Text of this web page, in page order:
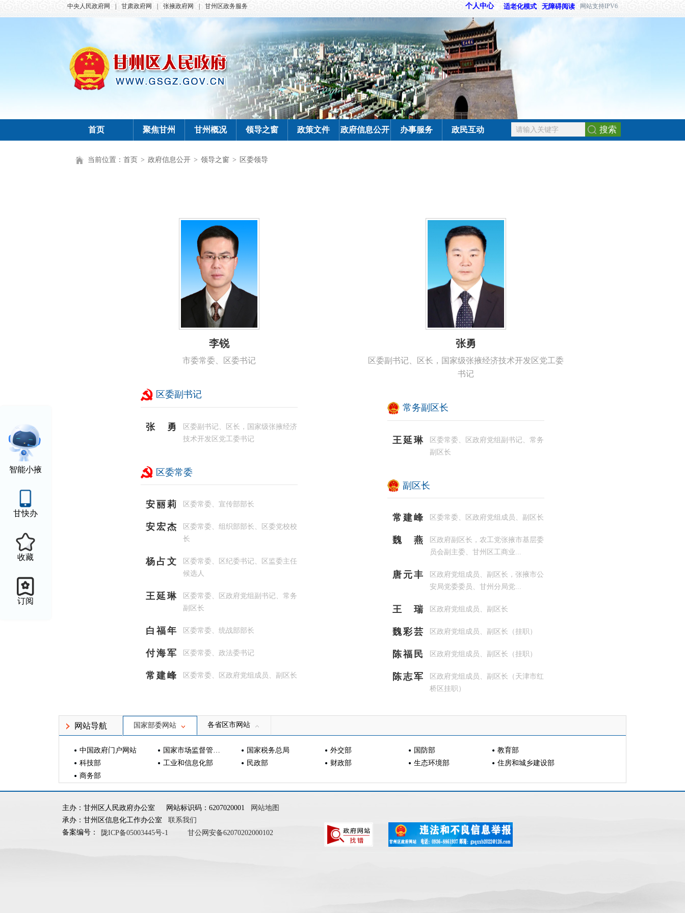
中央人民政府网 甘肃政府网 张掖政府网 甘州区政务服务 网站支持IPV6
无障碍阅读
适老化模式
个人中心
首页 聚焦甘州 甘州概况 领导之窗 政策文件 政府信息公开 办事服务 政民互动 搜索
智能小掖
甘快办
收藏
订阅
当前位置： 首页 > 政府信息公开 > 领导之窗 > 区委领导
李锐
市委常委、区委书记
区委副书记
张勇
区委副书记、区长，国家级张掖经济
技术开发区党工委书记
区委常委
安丽莉 区委常委、宣传部部长
安宏杰
区委常委、组织部部长、区委党校校
长
杨占文
区委常委、区纪委书记、区监委主任
候选人
王延琳
区委常委、区政府党组副书记、常务
副区长
白福年 区委常委、统战部部长
付海军 区委常委、政法委书记
常建峰 区委常委、区政府党组成员、副区长
张勇
区委副书记、区长，国家级张掖经济技术开发区党工委
书记
常务副区长
王延琳
区委常委、区政府党组副书记、常务
副区长
副区长
常建峰 区委常委、区政府党组成员、副区长
魏燕
区政府副区长，农工党张掖市基层委
员会副主委、甘州区工商业...
唐元丰
区政府党组成员、副区长，张掖市公
安局党委委员、甘州分局党...
王瑞 区政府党组成员、副区长
魏彩芸 区政府党组成员、副区长（挂职）
陈福民 区政府党组成员、副区长（挂职）
陈志军
区政府党组成员、副区长（天津市红
桥区挂职）
网站导航 国家部委网站 各省区市网站
中国政府门户网站 国家市场监督管理总局 国家税务总局 外交部 国防部
教育部
科技部
工业和信息化部 民政部 财政部 生态环境部
住房和城乡建设部
商务部
主办：甘州区人民政府办公室 网站标识码：6207020001
网站地图
承办：甘州区信息化工作办公室
联系我们
备案编号：
陇ICP备05003445号-1 甘公网安备62070202000102